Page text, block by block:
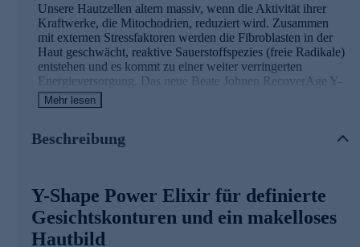
Unsere Hautzellen altern massiv, wenn die Aktivität ihrer
Kraftwerke, die Mitochodrien, reduziert wird. Zusammen
mit externen Stressfaktoren werden die Fibroblasten in der
Haut geschwächt, reaktive Sauerstoffspezies (freie Radikale)
entstehen und es kommt zu einer weiter verringerten
Energieversorgung. Das neue Beate Johnen RecoverAge Y-
Shape Power Elixir füllt die Energiereserven der Zellen
wieder auf und bringt den mitochondrialen Metabolismus
verbessert, Altersflecken verringert und Falten am Hals
Die Inhaltsstoffe des Y-Shape Power Elixirs
und seine Wirkweisen
Mehr lesen
Beschreibung
Y-Shape Power Elixir für definierte
Gesichtskonturen und ein makelloses
Hautbild